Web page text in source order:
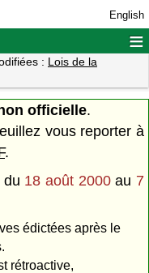
English
≡
: Lois de la
officielle.
vous reporter à
.
du 18 août 2000au 7
édictées après le
rétroactive,